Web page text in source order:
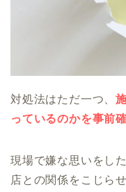
対処法はただ一つ、
っているのかを事前
現場で嫌な思いをし
店との関係をこじら